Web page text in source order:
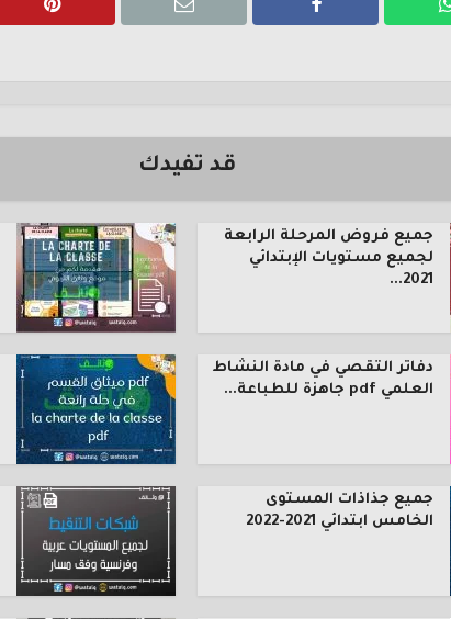
قد تفيدك
جميع فروض المرحلة الرابعة
لجميع مستويات الإبتدائي
2021...
دفاتر التقصي في مادة النشاط
العلمي pdf جاهزة للطباعة...
جميع جذاذات المستوى
الخامس ابتدائي 2021-2022